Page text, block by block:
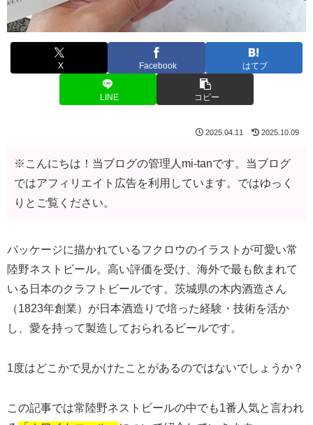
X Facebook はてブ
LINE コピー
2025.04.11 2025.10.09
※こんにちは！当ブログの管理人mi-tanです。当ブログ
ではアフィリエイト広告を利用しています。ではゆっく
りとご覧ください。
パッケージに描かれているフクロウのイラストが可愛い常
陸野ネストビール。高い評価を受け、海外で最も飲まれて
いる日本のクラフトビールです。茨城県の木内酒造さん
（1823年創業）が日本酒造りで培った経験・技術を活か
し、愛を持って製造しておられるビールです。
1度はどこかで見かけたことがあるのではないでしょうか？
この記事では常陸野ネストビールの中でも1番人気と言われ